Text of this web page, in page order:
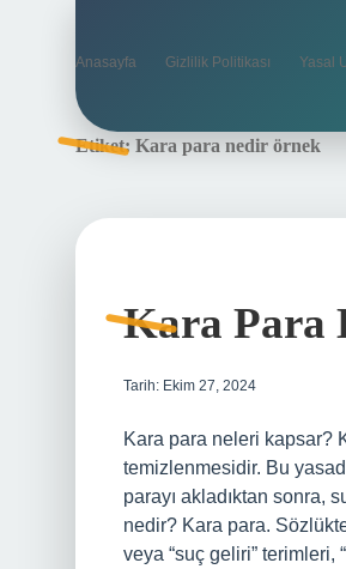
Anasayfa Gizlilik Politikası Yasal
Etiket: Kara para nedir örnek
Kara Para
Tarih: Ekim 27, 2024
Kara para neleri kapsar?
temizlenmesidir. Bu
parayı akladıktan sonra,
nedir? Kara para.
veya “suç geliri” terimleri,